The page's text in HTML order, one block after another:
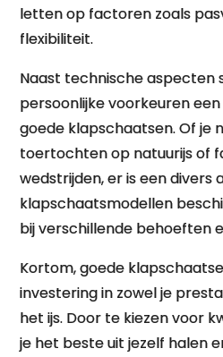
letten op factoren zoals
flexibiliteit.
Naast technische aspecten
persoonlijke voorkeuren
goede klapschaatsen. Of je
toertochten op natuurijs of
wedstrijden, er is een divers
klapschaatsmodellen
bij verschillende behoeften
Kortom, goede
investering in zowel je
het ijs. Door te kiezen voor
je het beste uit jezelf halen